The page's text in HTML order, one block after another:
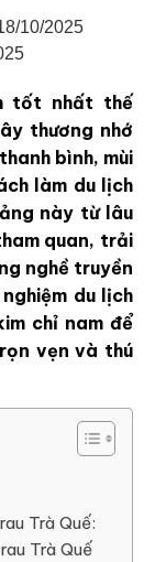
10/2025
tốt nhất thế
thương nhớ
bình, mùi
làm du lịch
này từ lâu
quan, trải
nghề truyền
du lịch
chỉ nam để
vẹn và thú
Trà Quế:
Trà Quế